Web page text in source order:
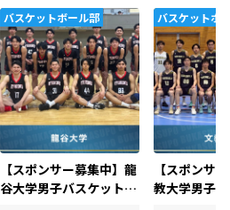
バスケットボール部
【スポンサー募集中】龍
谷大学男子バスケットボ
バスケットボ
【スポンサ
教大学男子